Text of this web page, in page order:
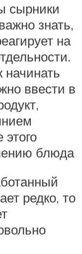
сырники
знать,
на
начинать
ввести в
этого
блюда
редко, то